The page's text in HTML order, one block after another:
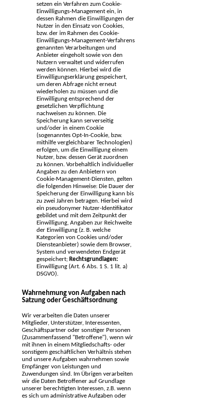
setzen ein Verfahren zum Cookie-
Einwilligungs-Management ein, in
dessen Rahmen die Einwilligungen der
Nutzer in den Einsatz von Cookies,
bzw. der im Rahmen des Cookie-
Einwilligungs-Management-Verfahrens
genannten Verarbeitungen und
Anbieter eingeholt sowie von den
Nutzern verwaltet und widerrufen
werden können. Hierbei wird die
Einwilligungserklärung gespeichert,
um deren Abfrage nicht erneut
wiederholen zu müssen und die
Einwilligung entsprechend der
gesetzlichen Verpflichtung
nachweisen zu können. Die
Speicherung kann serverseitig
und/oder in einem Cookie
(sogenanntes Opt-In-Cookie, bzw.
mithilfe vergleichbarer Technologien)
erfolgen, um die Einwilligung einem
Nutzer, bzw. dessen Gerät zuordnen
zu können. Vorbehaltlich individueller
Angaben zu den Anbietern von
Cookie-Management-Diensten, gelten
die folgenden Hinweise: Die Dauer der
Speicherung der Einwilligung kann bis
zu zwei Jahren betragen. Hierbei wird
ein pseudonymer Nutzer-Identifikator
gebildet und mit dem Zeitpunkt der
Einwilligung, Angaben zur Reichweite
der Einwilligung (z. B. welche
Kategorien von Cookies und/oder
Diensteanbieter) sowie dem Browser,
System und verwendeten Endgerät
gespeichert; Rechtsgrundlagen:
Einwilligung (Art. 6 Abs. 1 S. 1 lit. a)
DSGVO).
Wahrnehmung von Aufgaben nach
Satzung oder Geschäftsordnung
Wir verarbeiten die Daten unserer
Mitglieder, Unterstützer, Interessenten,
Geschäftspartner oder sonstiger Personen
(Zusammenfassend "Betroffene"), wenn wir
mit ihnen in einem Mitgliedschafts- oder
sonstigem geschäftlichen Verhältnis stehen
und unsere Aufgaben wahrnehmen sowie
Empfänger von Leistungen und
Zuwendungen sind. Im Übrigen verarbeiten
wir die Daten Betroffener auf Grundlage
unserer berechtigten Interessen, z.B. wenn
es sich um administrative Aufgaben oder